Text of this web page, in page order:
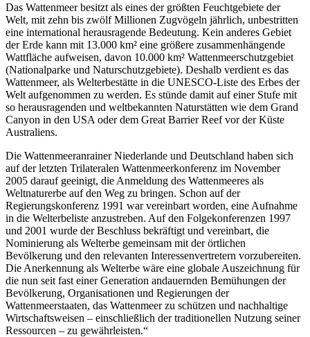
Das Wattenmeer besitzt als eines der größten Feuchtgebiete der
Welt, mit zehn bis zwölf Millionen Zugvögeln jährlich, unbestritten
eine international herausragende Bedeutung. Kein anderes Gebiet
der Erde kann mit 13.000 km² eine größere zusammenhängende
Wattfläche aufweisen, davon 10.000 km² Wattenmeerschutzgebiet
(Nationalparke und Naturschutzgebiete). Deshalb verdient es das
Wattenmeer, als Welterbestätte in die UNESCO-Liste des Erbes der
Welt aufgenommen zu werden. Es stünde damit auf einer Stufe mit
so herausragenden und weltbekannten Naturstätten wie dem Grand
Canyon in den USA oder dem Great Barrier Reef vor der Küste
Australiens.
Die Wattenmeeranrainer Niederlande und Deutschland haben sich
auf der letzten Trilateralen Wattenmeerkonferenz im November
2005 darauf geeinigt, die Anmeldung des Wattenmeeres als
Weltnaturerbe auf den Weg zu bringen. Schon auf der
Regierungskonferenz 1991 war vereinbart worden, eine Aufnahme
in die Welterbeliste anzustreben. Auf den Folgekonferenzen 1997
und 2001 wurde der Beschluss bekräftigt und vereinbart, die
Nominierung als Welterbe gemeinsam mit der örtlichen
Bevölkerung und den relevanten Interessenvertretern vorzubereiten.
Die Anerkennung als Welterbe wäre eine globale Auszeichnung für
die nun seit fast einer Generation andauernden Bemühungen der
Bevölkerung, Organisationen und Regierungen der
Wattenmeerstaaten, das Wattenmeer zu schützen und nachhaltige
Wirtschaftsweisen – einschließlich der traditionellen Nutzung seiner
Ressourcen – zu gewährleisten.“